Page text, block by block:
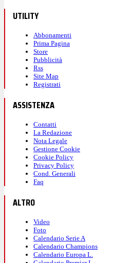
UTILITY
Abbonamenti
Prima Pagina
Store
Pubblicità
Rss
Site Map
Registrati
ASSISTENZA
Contatti
La Redazione
Nota Legale
Gestione Cookie
Cookie Policy
Privacy Policy
Cond. Generali
Faq
ALTRO
Video
Foto
Calendario Serie A
Calendario Champions
Calendario Europa L.